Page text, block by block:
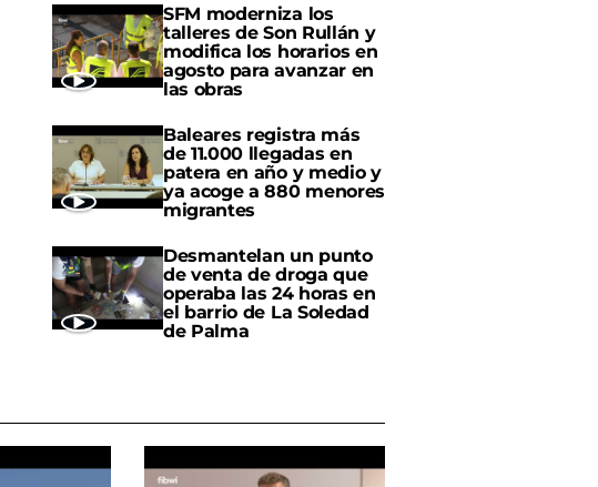
SFM moderniza los
talleres de Son Rullán y
modifica los horarios en
agosto para avanzar en
las obras
Baleares registra más
de 11.000 llegadas en
patera en año y medio y
ya acoge a 880 menores
migrantes
Desmantelan un punto
de venta de droga que
operaba las 24 horas en
el barrio de La Soledad
de Palma